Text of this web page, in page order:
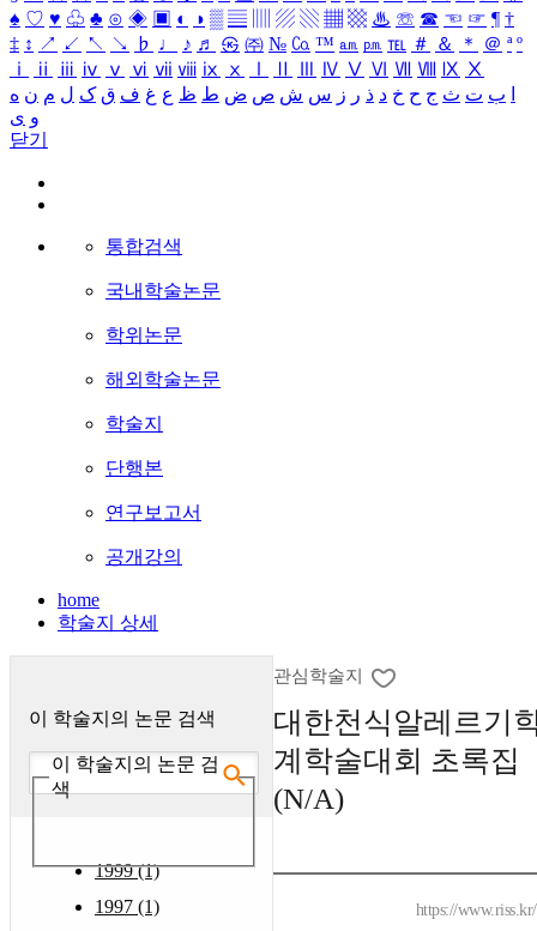
♠ ♡ ♥ ♧ ♣ ⊙ ◈ ▣ ◐ ◑ ▒ ▤ ▨ ▧ ▦ ▩ ♨ ☏ ☎ ☜ ☞ ¶ †
‡ ↕ ↗ ↙ ↖ ↘ ♭ ♩ ♪ ♬ ㉿ ㈜ № ㏇ ™ ㏂ ㏘ ℡ ＃ ＆ ＊ ＠ ª º
ⅰ
ⅱ ⅲ ⅳ ⅴ ⅵ ⅶ ⅷ ⅸ ⅹ Ⅳ Ⅴ Ⅵ Ⅶ Ⅷ Ⅸ Ⅹ
ب ت ث ج ح خ د ذ ر ز س ش ص ض ط ظ ع غ ف ق ک ل م ن ه
و ی
닫기
통합검색
국내학술논문
학위논문
해외학술논문
학술지
단행본
연구보고서
공개강의
home
학술지 상세
이 학술지의 논문 검색
이 학술지의 논문 검
색
1999 (1)
1997 (1)
관심학술지
대한천식알레르기
계학술대회 초록
(N/A)
https://